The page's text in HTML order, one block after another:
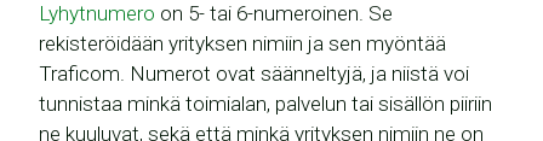
Lyhytnumero on 5- tai 6-numeroinen. Se
rekisteröidään yrityksen nimiin ja sen myöntää
Traficom. Numerot ovat säänneltyjä, ja niistä voi
tunnistaa minkä toimialan, palvelun tai sisällön piiriin
ne kuuluvat, sekä että minkä yrityksen nimiin ne on